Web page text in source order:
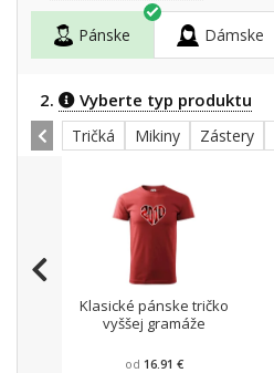
Pánske Dámske
2. Vyberte typ produktu
Tričká Mikiny Zástery
Klasické pánske tričko
vyššej gramáže
od 16.91 €